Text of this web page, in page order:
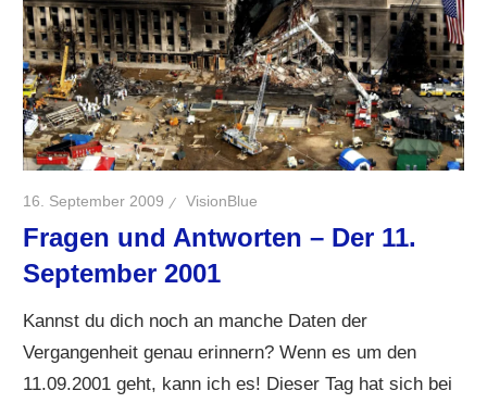
16. September 2009 VisionBlue
Fragen und Antworten – Der 11.
September 2001
Kannst du dich noch an manche Daten der
Vergangenheit genau erinnern? Wenn es um den
11.09.2001 geht, kann ich es! Dieser Tag hat sich bei